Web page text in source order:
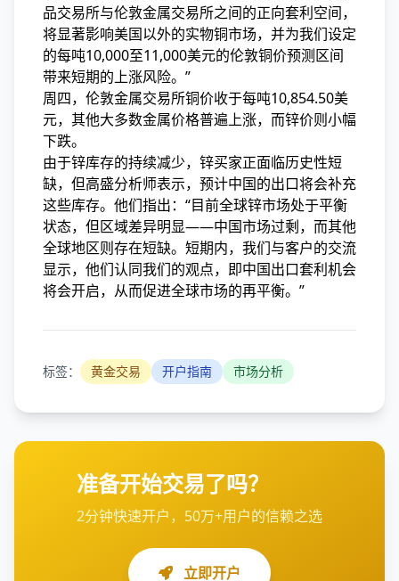
品交易所与伦敦金属交易所之间的正向套利空间，
将显著影响美国以外的实物铜市场，并为我们设定
的每吨10,000至11,000美元的伦敦铜价预测区间
带来短期的上涨风险。”
周四，伦敦金属交易所铜价收于每吨10,854.50美
元，其他大多数金属价格普遍上涨，而锌价则小幅
下跌。
由于锌库存的持续减少，锌买家正面临历史性短
缺，但高盛分析师表示，预计中国的出口将会补充
这些库存。他们指出：“目前全球锌市场处于平衡
状态，但区域差异明显——中国市场过剩，而其他
全球地区则存在短缺。短期内，我们与客户的交流
显示，他们认同我们的观点，即中国出口套利机会
将会开启，从而促进全球市场的再平衡。”
标签： 黄金交易 开户指南 市场分析
准备开始交易了吗？
2分钟快速开户，50万+用户的信赖之选
立即开户